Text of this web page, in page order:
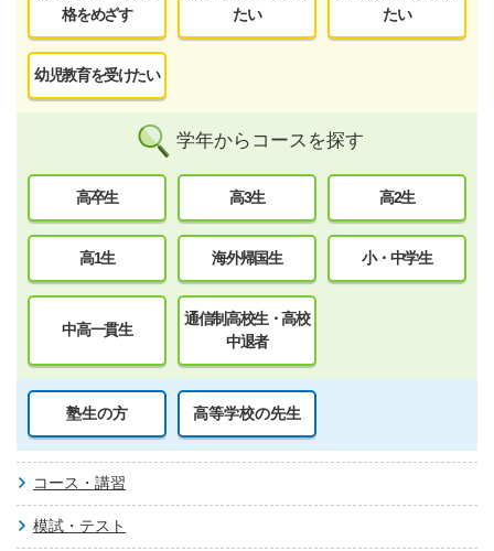
格をめざす
たい
たい
幼児教育を受けたい
学年からコースを探す
高卒生 高3生 高2生
高1生 海外帰国生 小・中学生
中高一貫生
通信制高校生・高校
中退者
塾生の方 高等学校の先生
コース・講習
模試・テスト